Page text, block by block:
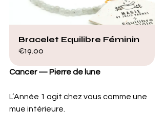
Bracelet Equilibre Féminin
€19.00
Cancer — Pierre de lune
L’Année 1 agit chez vous comme une
mue intérieure.